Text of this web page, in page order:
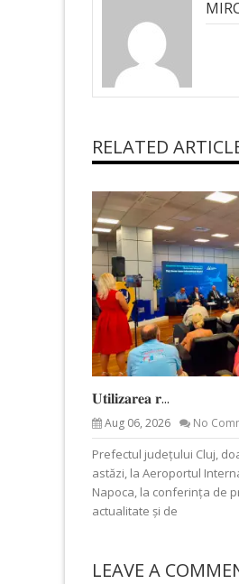
RELATED
𝐔𝐭𝐢𝐥𝐢𝐳𝐚𝐫𝐞𝐚 𝐫...
Aug 06, 2026 No
Prefectul județului Cluj,
astăzi, la Aeroportul
Napoca, la conferința de
actualitate și de
LEAVE A